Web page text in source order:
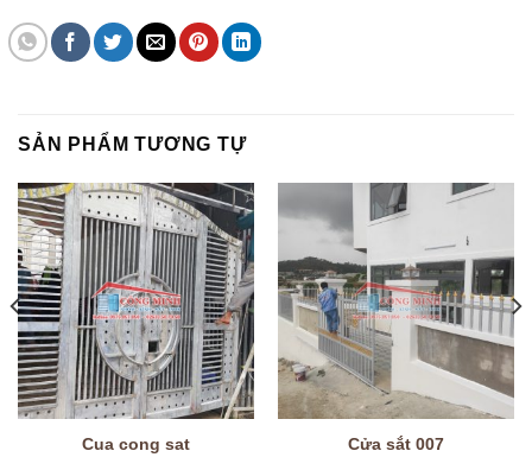
SẢN PHẨM TƯƠNG TỰ
Cua cong sat Cửa sắt 007